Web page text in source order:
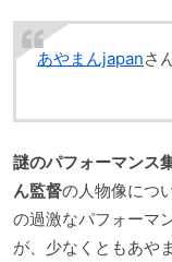
あやまんjapanさ
謎のパフォーマンス
ん監督の人物像につ
の過激なパフォーマ
が、少なくともあや